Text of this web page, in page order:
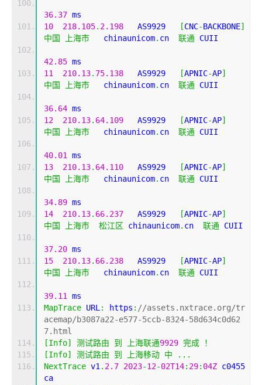
36.37 ms
10
218.105. 2.198
   AS9929
[CNC-BACKBONE]
中国
上海市
   chinaunicom
. cn 联通 CUII
42.85 ms
11
210.13. 75.138
   AS9929
[APNIC-AP]
中国
上海市
   chinaunicom
. cn 联通 CUII
36.64 ms
12
210.13. 64.109
   AS9929
[APNIC-AP]
中国
上海市
   chinaunicom
. cn 联通 CUII
40.01 ms
13
210.13. 64.110
   AS9929
[APNIC-AP]
中国
上海市
   chinaunicom
. cn 联通 CUII
34.89 ms
14
210.13. 66.237
   AS9929
[APNIC-AP]
中国
上海市 松江区 chinaunicom. cn 联通 CUII
37.20 ms
15
210.13. 66.238
   AS9929
[APNIC-AP]
中国
上海市
   chinaunicom
. cn 联通 CUII
39.11 ms
MapTrace URL: https : //assets.nxtrace.org/tr
acemap/b3087a22-e577-5ccb-8324-58d634c0d62
7.html
[Info] 测试路由 到 上海联通9929 完成
！
[Info] 测试路由 到 上海移动 中
...
NextTrace v1. 2.7 2023-12-02T14: 29: 04Z c0455
ca